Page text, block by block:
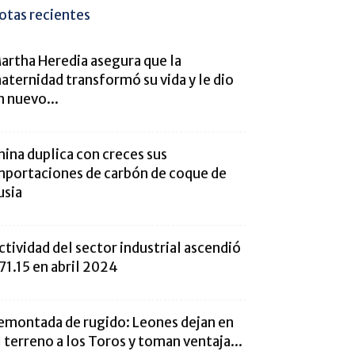
recientes
Heredia asegura que la
transformó su vida y le dio
nuevo...
duplica con creces sus
de carbón de coque de
del sector industrial ascendió
en abril 2024
de rugido: Leones dejan en
terreno a los Toros y toman ventaja...